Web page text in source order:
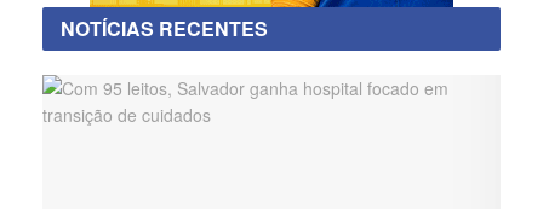
NOTÍCIAS RECENTES